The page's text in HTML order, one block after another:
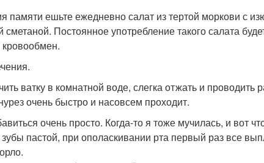
памяти ешьте ежедневно салат из тертой моркови с
Постоянное употребление такого салата
кровообмен.
ватку в комнатной воде, слегка отжать и проводить
очень быстро и насовсем проходит.
очень просто. Когда-то я тоже мучилась, и вот
зубы пастой, при ополаскивании рта первый раз все